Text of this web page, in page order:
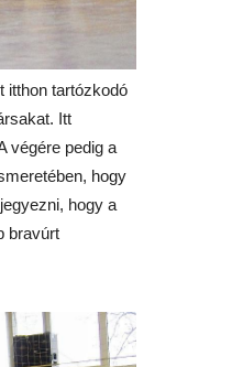
itthon tartózkodó
Itt
végére pedig a
hogy
hogy a
bravúrt